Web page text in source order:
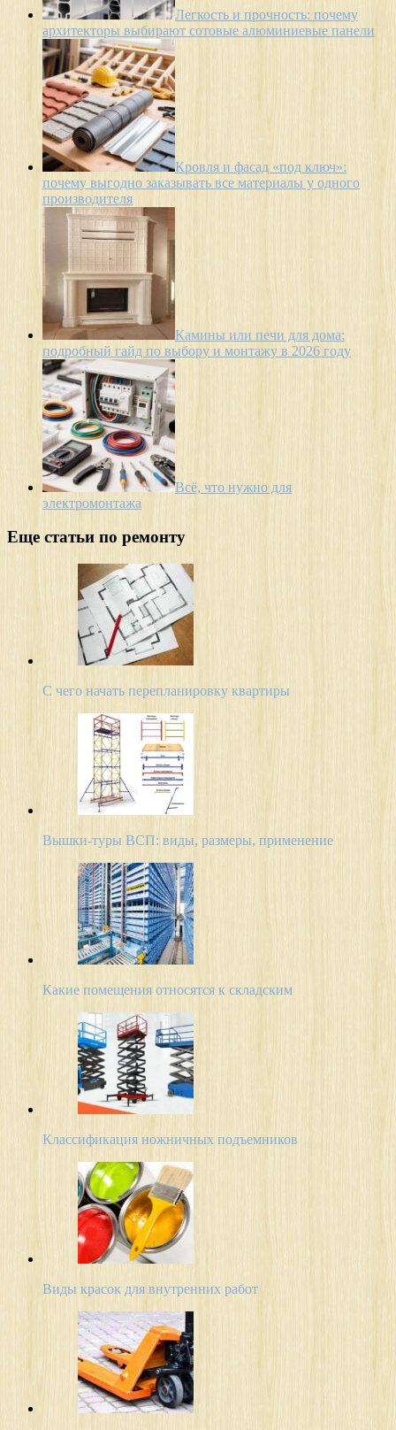
Легкость и прочность: почему
архитекторы выбирают сотовые алюминиевые панели
Кровля и фасад «под ключ»:
почему выгодно заказывать все материалы у одного
производителя
Камины или печи для дома:
подробный гайд по выбору и монтажу в 2026 году
Всё, что нужно для
электромонтажа
Еще статьи по ремонту
С чего начать перепланировку квартиры
Вышки-туры ВСП: виды, размеры, применение
Какие помещения относятся к складским
Классификация ножничных подъемников
Виды красок для внутренних работ